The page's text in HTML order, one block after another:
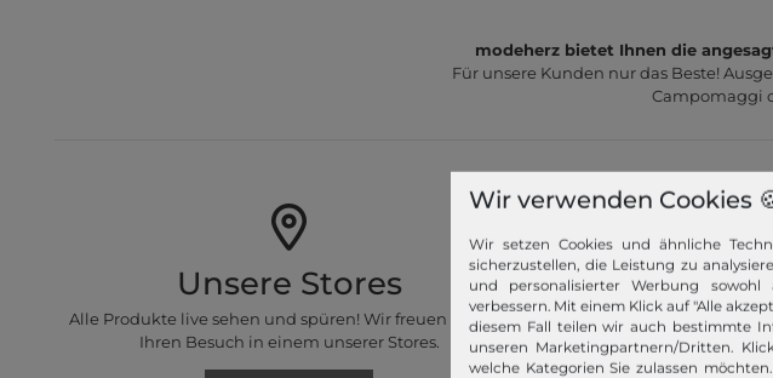
modeherz bietet Ihnen die
Für unsere Kunden nur das Beste!
Campomaggi
Unsere Stores
Alle Produkte live sehen und spüren! Wir freuen uns auf
Ihren Besuch in einem unserer Stores.
Wir versenden
Wir verwenden Cookies
Wir setzen Cookies und ähnliche
sicherzustellen, die Leistung zu
und personalisierter Werbung
verbessern. Mit einem Klick auf "Alle
diesem Fall teilen wir auch bestimmte
unseren Marketingpartnern/Dritten.
welche Kategorien Sie zulassen